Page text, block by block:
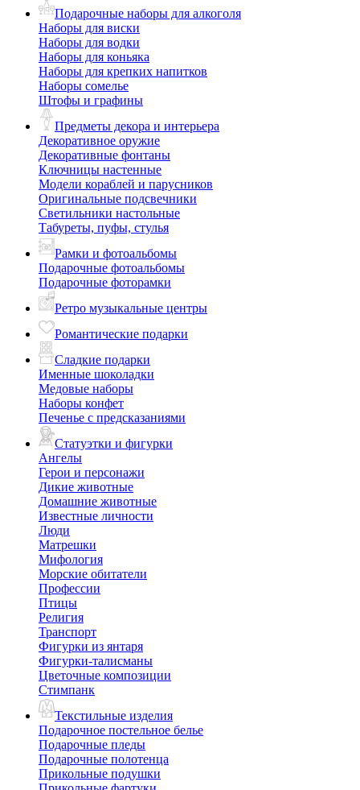
Подарочные наборы для алкоголя
Наборы для виски
Наборы для водки
Наборы для коньяка
Наборы для крепких напитков
Наборы сомелье
Штофы и графины
Предметы декора и интерьера
Декоративное оружие
Декоративные фонтаны
Ключницы настенные
Модели кораблей и парусников
Оригинальные подсвечники
Светильники настольные
Табуреты, пуфы, стулья
Рамки и фотоальбомы
Подарочные фотоальбомы
Подарочные фоторамки
Ретро музыкальные центры
Романтические подарки
Сладкие подарки
Именные шоколадки
Медовые наборы
Наборы конфет
Печенье с предсказаниями
Статуэтки и фигурки
Ангелы
Герои и персонажи
Дикие животные
Домашние животные
Известные личности
Люди
Матрешки
Мифология
Морские обитатели
Профессии
Птицы
Религия
Транспорт
Фигурки из янтаря
Фигурки-талисманы
Цветочные композиции
Стимпанк
Текстильные изделия
Подарочное постельное белье
Подарочные пледы
Подарочные полотенца
Прикольные подушки